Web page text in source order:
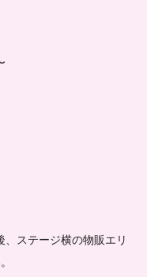
ステージ横の物販エリ